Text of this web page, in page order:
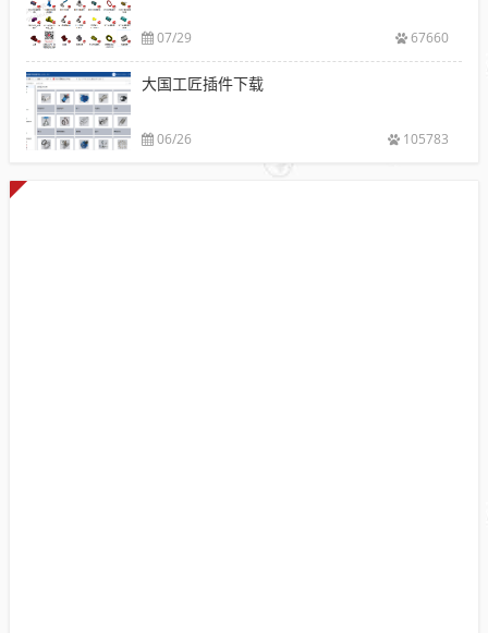
07/29 67660
大国工匠插件下载
06/26 105783